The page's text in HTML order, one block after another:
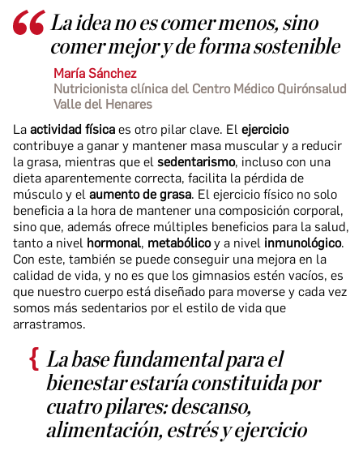
La idea no es comer menos, sino
comer mejor y de forma sostenible
María Sánchez
Nutricionista clínica del Centro Médico Quirónsalud
Valle del Henares
La actividad física es otro pilar clave. El ejercicio
contribuye a ganar y mantener masa muscular y a reducir
la grasa, mientras que el sedentarismo, incluso con una
dieta aparentemente correcta, facilita la pérdida de
músculo y el aumento de grasa. El ejercicio físico no solo
beneficia a la hora de mantener una composición corporal,
sino que, además ofrece múltiples beneficios para la salud,
tanto a nivel hormonal, metabólicoy a nivel inmunológico.
Con este, también se puede conseguir una mejora en la
calidad de vida, y no es que los gimnasios estén vacíos, es
que nuestro cuerpo está diseñado para moverse y cada vez
somos más sedentarios por el estilo de vida que
arrastramos.
La base fundamental para el
bienestar estaría constituida por
cuatro pilares: descanso,
alimentación, estrés y ejercicio